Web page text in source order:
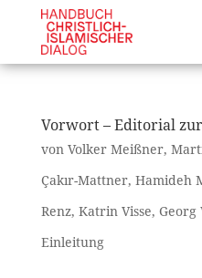
Vorwort – Editorial
von Volker Meißner,
Çakır-Mattner, Hamideh
Renz, Katrin Visse, Georg
Einleitung